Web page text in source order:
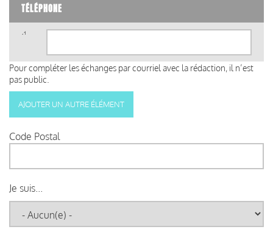
TÉLÉPHONE
1)
Pour compléter les échanges par courriel avec la rédaction, il n’est
pas public.
Code Postal
Je suis...